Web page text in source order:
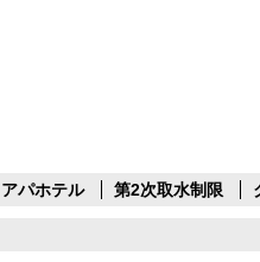
アパホテル 第2次取水制限